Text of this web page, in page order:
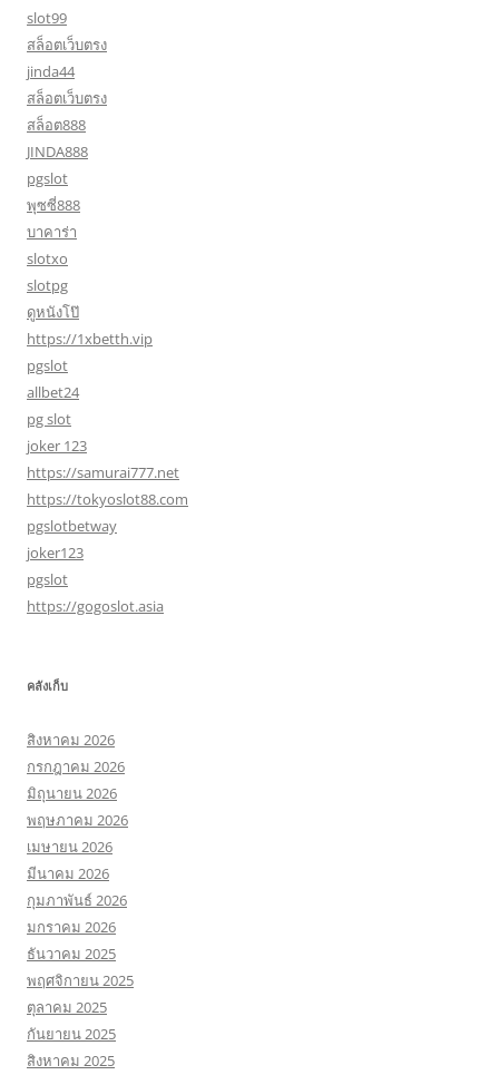
slot99
สล็อตเว็บตรง
jinda44
สล็อตเว็บตรง
สล็อต888
JINDA888
pgslot
พุซซี่888
บาคาร่า
slotxo
slotpg
ดูหนังโป๊
https://1xbetth.vip
pgslot
allbet24
pg slot
joker 123
https://samurai777.net
https://tokyoslot88.com
pgslotbetway
joker123
pgslot
https://gogoslot.asia
คลังเก็บ
สิงหาคม 2026
กรกฎาคม 2026
มิถุนายน 2026
พฤษภาคม 2026
เมษายน 2026
มีนาคม 2026
กุมภาพันธ์ 2026
มกราคม 2026
ธันวาคม 2025
พฤศจิกายน 2025
ตุลาคม 2025
กันยายน 2025
สิงหาคม 2025